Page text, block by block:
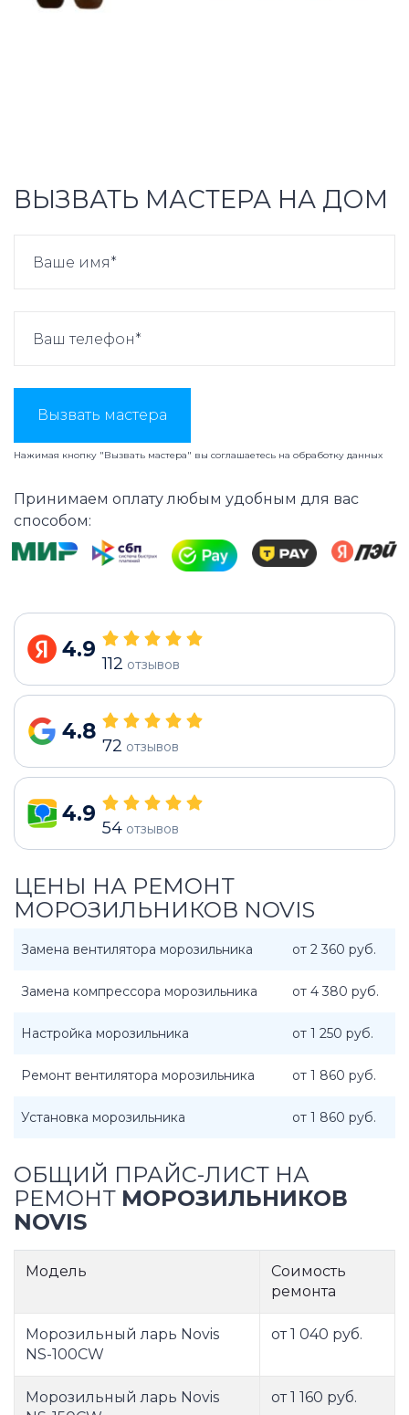
ВЫЗВАТЬ МАСТЕРА НА ДОМ
Вызвать мастера
Нажимая кнопку "Вызвать мастера" вы соглашаетесь на обработку данных
Принимаем оплату любым удобным для вас
способом:
4.9
112 отзывов
4.8
72 отзывов
4.9
54 отзывов
ЦЕНЫ НА РЕМОНТ
МОРОЗИЛЬНИКОВ NOVIS
Замена вентилятора морозильника от 2 360 руб.
Замена компрессора морозильника от 4 380 руб.
Настройка морозильника от 1 250 руб.
Ремонт вентилятора морозильника от 1 860 руб.
Установка морозильника от 1 860 руб.
ОБЩИЙ ПРАЙС-ЛИСТ НА
РЕМОНТ МОРОЗИЛЬНИКОВ
NOVIS
Модель
Соимость
ремонта
Морозильный ларь Novis
NS-100CW
от 1 040 руб.
Морозильный ларь Novis
от 1 160 руб.